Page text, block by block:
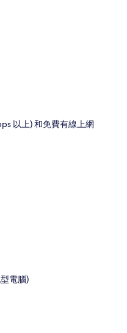
以上) 和免費有線上網
電腦)